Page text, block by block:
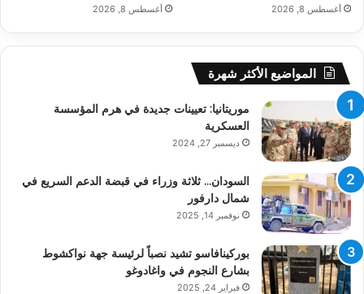
أغسطس 8, 2026 أغسطس 8, 2026
المواضيع الأكثر شهرة
موريتانيا: تعيينات جديدة في هرم المؤسسة
العسكرية
ديسمبر 27, 2024
السودان… ثلاثة وزراء في قبضة الدعم السريع في
شمال دارفور
نوفمبر 14, 2025
بوركينافاسو تشيد نصباً لرئيسة جهة نواكشوط
بشارع النجوم في واغادوغو
فبراير 24, 2025